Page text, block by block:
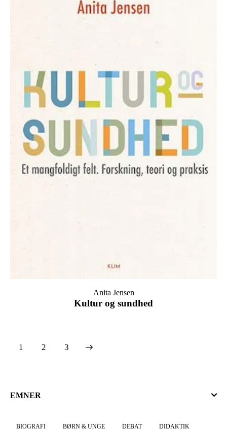
Kultur og sundhed
Anita Jensen
1 2 3
→
EMNER
BIOGRAFI BØRN & UNGE DEBAT DIDAKTIK